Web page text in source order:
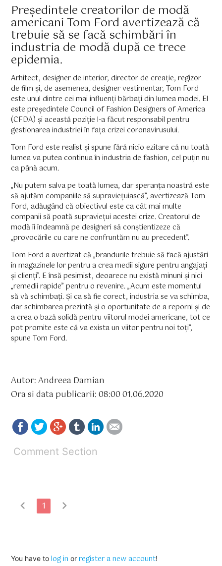
Președintele creatorilor de modă
americani Tom Ford avertizează că
trebuie să se facă schimbări în
industria de modă după ce trece
epidemia.
Arhitect, designer de interior, director de creație, regizor
de film și, de asemenea, designer vestimentar, Tom Ford
este unul dintre cei mai influenți bărbați din lumea modei. El
este președintele Council of Fashion Designers of America
(CFDA) și această poziție l-a făcut responsabil pentru
gestionarea industriei în fața crizei coronavirusului.
Tom Ford este realist și spune fără nicio ezitare că nu toată
lumea va putea continua în industria de fashion, cel puțin nu
ca până acum.
„Nu putem salva pe toată lumea, dar speranța noastră este
să ajutăm companiile să supraviețuiască”, avertizează Tom
Ford, adăugând că obiectivul este ca cât mai multe
companii să poată supraviețui acestei crize. Creatorul de
modă îi îndeamnă pe designeri să conștientizeze că
„provocările cu care ne confruntăm nu au precedent”.
Tom Ford a avertizat că „brandurile trebuie să facă ajustări
în magazinele lor pentru a crea medii sigure pentru angajați
și clienți”. E însă pesimist, deoarece nu există minuni și nici
„remedii rapide” pentru o revenire. „Acum este momentul
să vă schimbați. Și ca să fie corect, industria se va schimba,
dar schimbarea prezintă și o oportunitate de a reporni și de
a crea o bază solidă pentru viitorul modei americane, tot ce
pot promite este că va exista un viitor pentru noi toți”,
spune Tom Ford.
Autor: Andreea Damian
Ora si data publicarii: 08:00 01.06.2020
Comment Section
chevron_left 1 chevron_right
You have to log in orregister a new account!